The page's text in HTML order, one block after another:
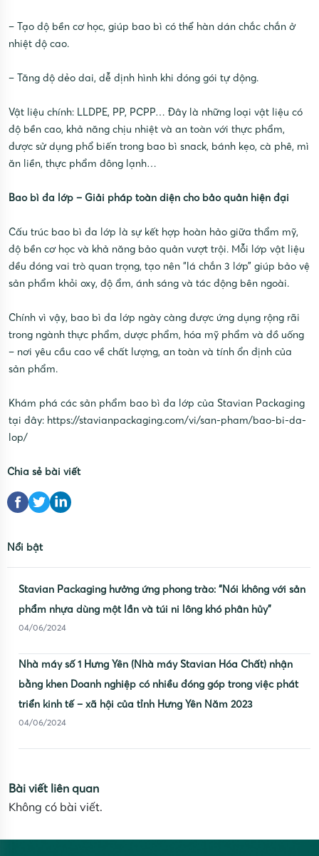
– Tạo độ bền cơ học, giúp bao bì có thể hàn dán chắc chắn ở
nhiệt độ cao.
– Tăng độ dẻo dai, dễ định hình khi đóng gói tự động.
Vật liệu chính: LLDPE, PP, PCPP… Đây là những loại vật liệu có
độ bền cao, khả năng chịu nhiệt và an toàn với thực phẩm,
được sử dụng phổ biến trong bao bì snack, bánh kẹo, cà phê, mì
ăn liền, thực phẩm đông lạnh…
Bao bì đa lớp – Giải pháp toàn diện cho bảo quản hiện đại
Cấu trúc bao bì đa lớp là sự kết hợp hoàn hảo giữa thẩm mỹ,
độ bền cơ học và khả năng bảo quản vượt trội. Mỗi lớp vật liệu
đều đóng vai trò quan trọng, tạo nên “lá chắn 3 lớp” giúp bảo vệ
sản phẩm khỏi oxy, độ ẩm, ánh sáng và tác động bên ngoài.
Chính vì vậy, bao bì đa lớp ngày càng được ứng dụng rộng rãi
trong ngành thực phẩm, dược phẩm, hóa mỹ phẩm và đồ uống
– nơi yêu cầu cao về chất lượng, an toàn và tính ổn định của
sản phẩm.
Khám phá các sản phẩm bao bì đa lớp của Stavian Packaging
tại đây: https://stavianpackaging.com/vi/san-pham/bao-bi-da-
lop/
Chia sẻ bài viết
Nổi bật
Stavian Packaging hưởng ứng phong trào: “Nói không với sản
phẩm nhựa dùng một lần và túi ni lông khó phân hủy”
04/06/2024
Nhà máy số 1 Hưng Yên (Nhà máy Stavian Hóa Chất) nhận
bằng khen Doanh nghiệp có nhiều đóng góp trong việc phát
triển kinh tế – xã hội của tỉnh Hưng Yên Năm 2023
04/06/2024
Bài viết liên quan
Không có bài viết.